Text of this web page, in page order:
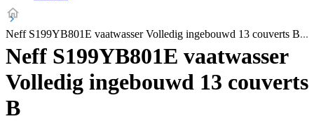
Neff S199YB801E vaatwasser Volledig ingebouwd 13 couverts B
Neff S199YB801E vaatwasser
Volledig ingebouwd 13 couverts
B